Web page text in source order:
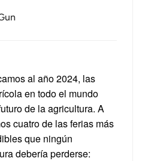
al año 2024, las
en todo el mundo
de la agricultura. A
cuatro de las ferias más
que ningún
debería perderse: